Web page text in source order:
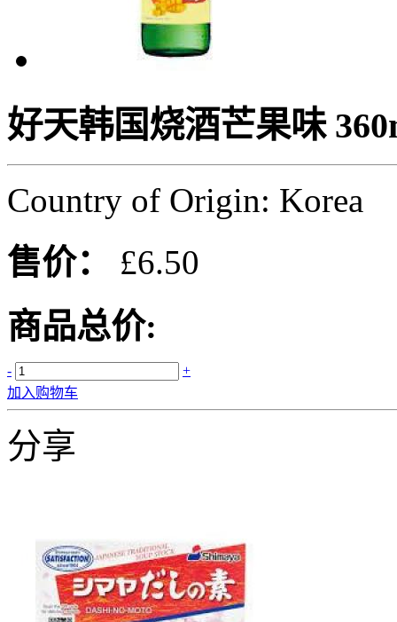
好天韩国烧酒芒果味
Country of Origin: Korea
售价：
£6.50
商品总价:
-
+
加入购物车
分享